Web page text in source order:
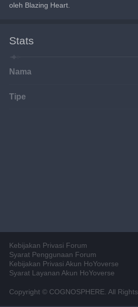
oleh Blazing Heart.
Stats
Nama
Tipe
Kebijakan Privasi Forum
Syarat Penggunaan Forum
Kebijakan Privasi Akun HoYoverse
Syarat Layanan Akun HoYoverse
Copyright © COGNOSPHERE. All